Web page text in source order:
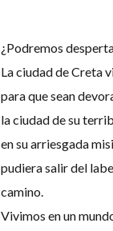
¿Podremos
La ciudad de Creta
para que sean
la ciudad de su
en su arriesgada
pudiera salir del
camino.
Vivimos en un